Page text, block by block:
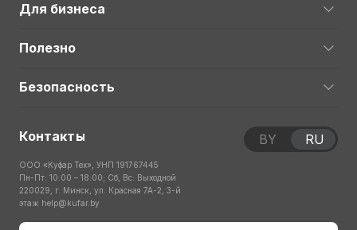
Для бизнеса
Полезно
Безопасность
Контакты
ООО «Куфар Тех», УНП 191767445
Пн-Пт: 10:00 – 18:00; Сб, Вс: Выходной
220029, г. Минск, ул. Красная 7А-2, 3-й
этаж help@kufar.by
BY RU